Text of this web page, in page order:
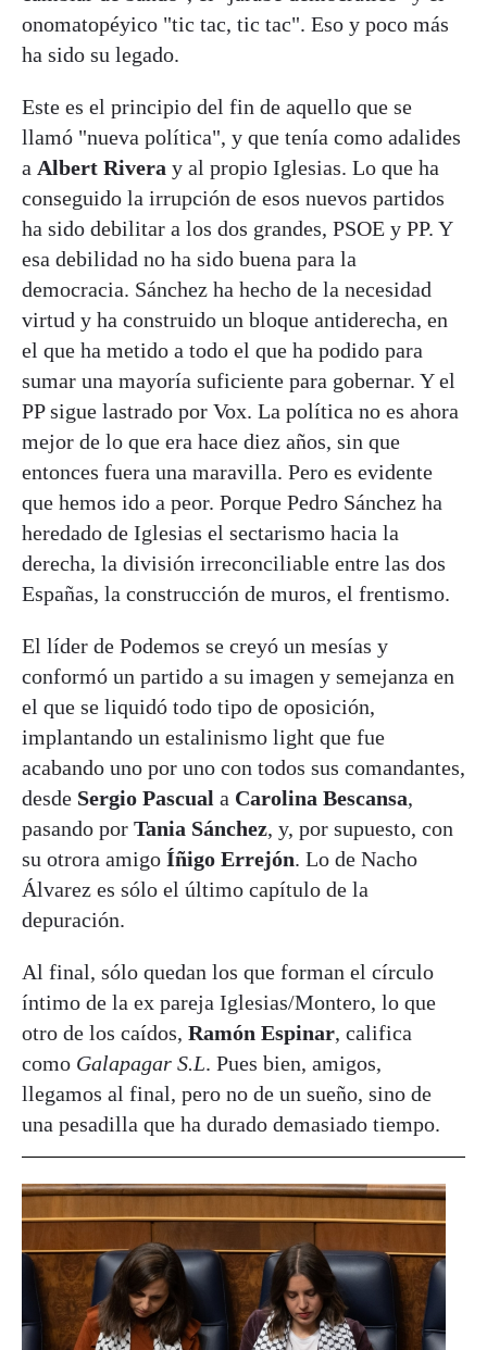
onomatopéyico "tic tac, tic tac". Eso y poco más
ha sido su legado.
Este es el principio del fin de aquello que se
llamó "nueva política", y que tenía como adalides
a Albert Rivera y al propio Iglesias. Lo que ha
conseguido la irrupción de esos nuevos partidos
ha sido debilitar a los dos grandes, PSOE y PP. Y
esa debilidad no ha sido buena para la
democracia. Sánchez ha hecho de la necesidad
virtud y ha construido un bloque antiderecha, en
el que ha metido a todo el que ha podido para
sumar una mayoría suficiente para gobernar. Y el
PP sigue lastrado por Vox. La política no es ahora
mejor de lo que era hace diez años, sin que
entonces fuera una maravilla. Pero es evidente
que hemos ido a peor. Porque Pedro Sánchez ha
heredado de Iglesias el sectarismo hacia la
derecha, la división irreconciliable entre las dos
Españas, la construcción de muros, el frentismo.
El líder de Podemos se creyó un mesías y
conformó un partido a su imagen y semejanza en
el que se liquidó todo tipo de oposición,
implantando un estalinismo light que fue
acabando uno por uno con todos sus comandantes,
desde Sergio Pascual a Carolina Bescansa,
pasando por Tania Sánchez, y, por supuesto, con
su otrora amigo Íñigo Errejón. Lo de Nacho
Álvarez es sólo el último capítulo de la
depuración.
Al final, sólo quedan los que forman el círculo
íntimo de la ex pareja Iglesias/Montero, lo que
otro de los caídos, Ramón Espinar, califica
como Galapagar S.L. Pues bien, amigos,
llegamos al final, pero no de un sueño, sino de
una pesadilla que ha durado demasiado tiempo.